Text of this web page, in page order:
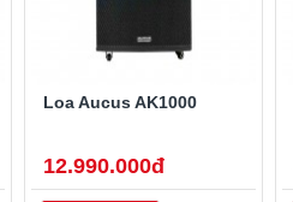
Loa Aucus AK1000
12.990.000đ